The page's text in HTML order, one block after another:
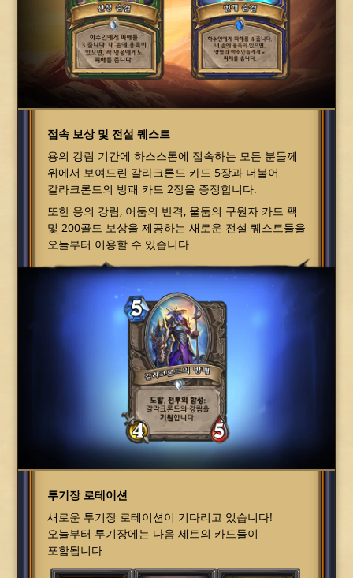
접속 보상 및 전설 퀘스트
용의 강림 기간에 하스스톤에 접속하는 모든 분들께
위에서 보여드린 갈라크론드 카드 5장과 더불어
갈라크론드의 방패 카드 2장을 증정합니다.
또한 용의 강림, 어둠의 반격, 울둠의 구원자 카드 팩
및 200골드 보상을 제공하는 새로운 전설 퀘스트들을
오늘부터 이용할 수 있습니다.
투기장 로테이션
새로운 투기장 로테이션이 기다리고 있습니다!
오늘부터 투기장에는 다음 세트의 카드들이
포함됩니다.